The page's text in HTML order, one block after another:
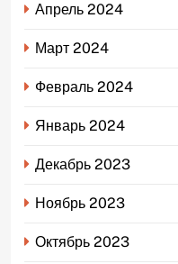
Апрель 2024
Март 2024
Февраль 2024
Январь 2024
Декабрь 2023
Ноябрь 2023
Октябрь 2023